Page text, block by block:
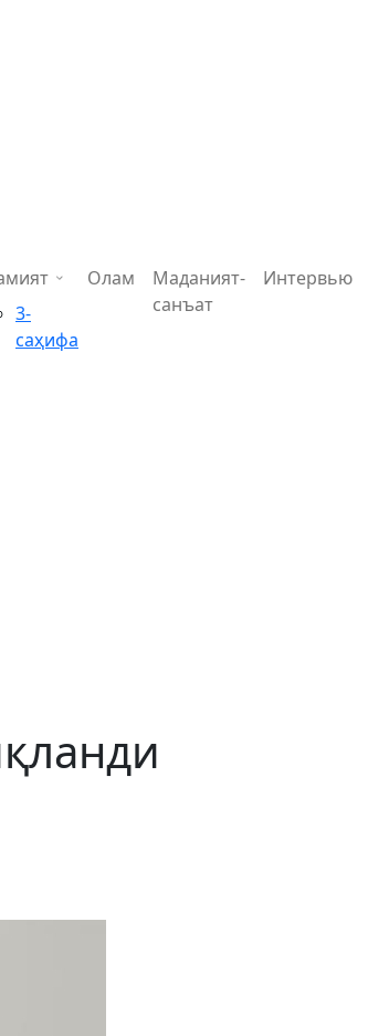
3-
саҳифа
Олам
Маданият-
санъат
Интервью